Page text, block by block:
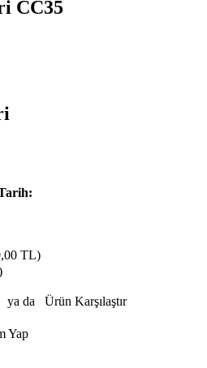
CC35
TL)
ya da Ürün Karşılaştır
Yap